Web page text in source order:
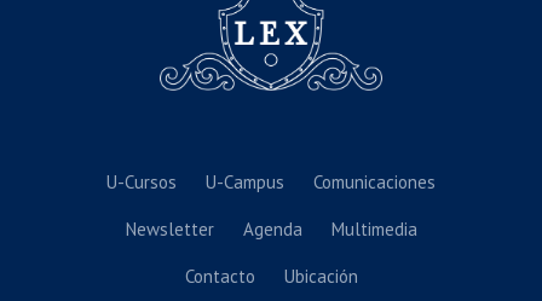
U-Cursos U-Campus Comunicaciones
Newsletter Agenda Multimedia
Contacto Ubicación